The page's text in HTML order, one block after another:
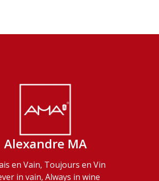
Alexandre MA
en Vain, Toujours en Vin
in vain, Always in wine